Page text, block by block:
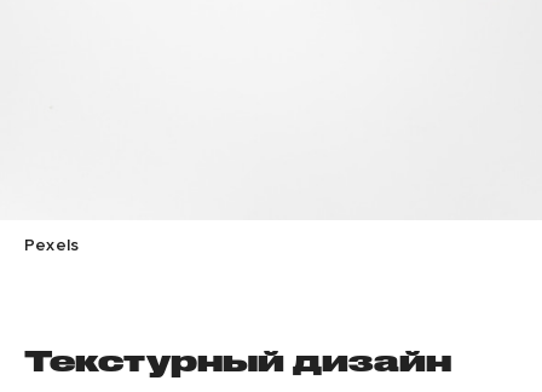
Pexels
Текстурный дизайн